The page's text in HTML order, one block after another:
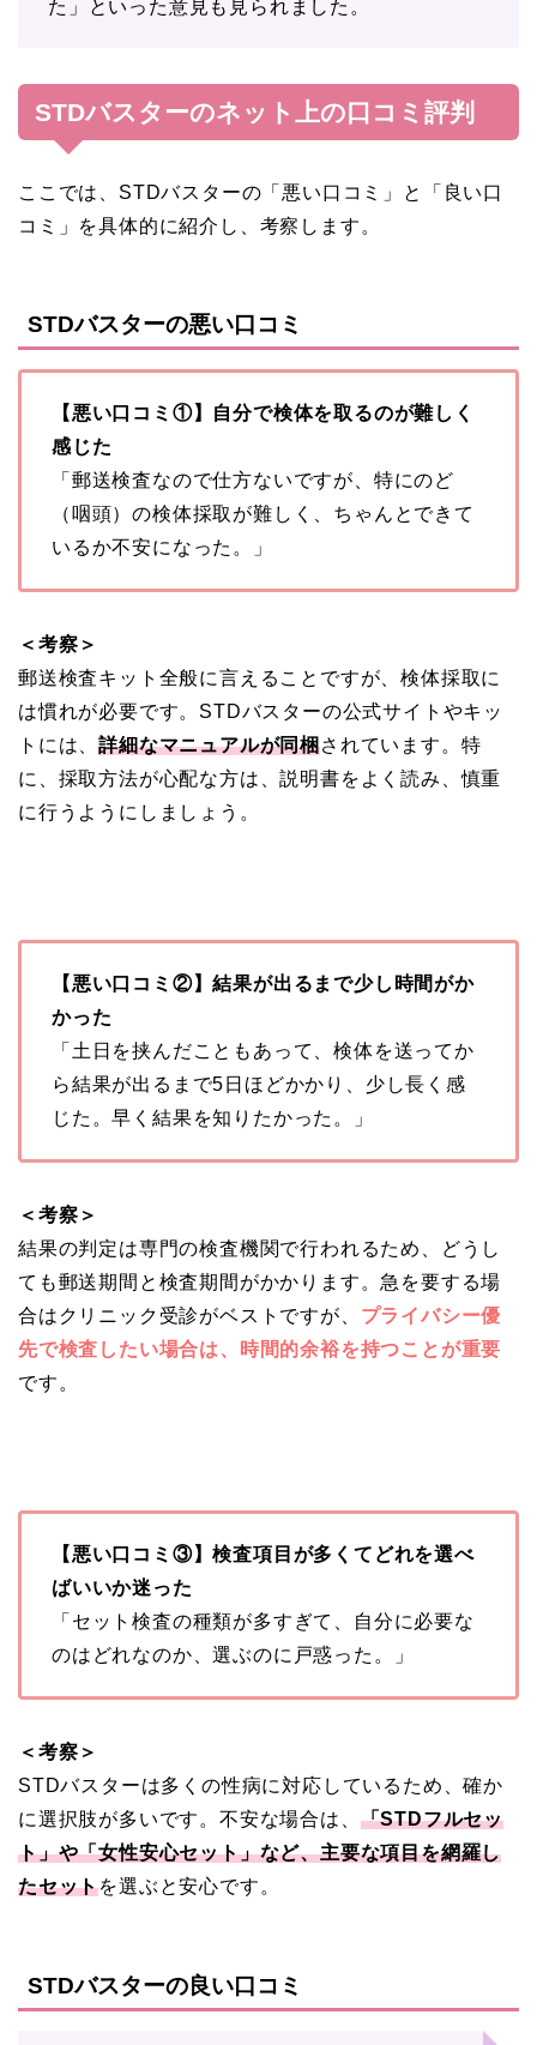
た」といった意見も見られました。
STDバスターのネット上の口コミ評判
ここでは、STDバスターの「悪い口コミ」と「良い口
コミ」を具体的に紹介し、考察します。
STDバスターの悪い口コミ
【悪い口コミ①】自分で検体を取るのが難しく
感じた
「郵送検査なので仕方ないですが、特にのど
（咽頭）の検体採取が難しく、ちゃんとできて
いるか不安になった。」
＜考察＞
郵送検査キット全般に言えることですが、検体採取に
は慣れが必要です。STDバスターの公式サイトやキッ
トには、詳細なマニュアルが同梱されています。特
に、採取方法が心配な方は、説明書をよく読み、慎重
に行うようにしましょう。
【悪い口コミ②】結果が出るまで少し時間がか
かった
「土日を挟んだこともあって、検体を送ってか
ら結果が出るまで5日ほどかかり、少し長く感
じた。早く結果を知りたかった。」
＜考察＞
結果の判定は専門の検査機関で行われるため、どうし
ても郵送期間と検査期間がかかります。急を要する場
合はクリニック受診がベストですが、 プライバシー優
先で検査したい場合は、時間的余裕を持つことが重要
です。
【悪い口コミ③】検査項目が多くてどれを選べ
ばいいか迷った
「セット検査の種類が多すぎて、自分に必要な
のはどれなのか、選ぶのに戸惑った。」
＜考察＞
STDバスターは多くの性病に対応しているため、確か
に選択肢が多いです。不安な場合は、 「STDフルセッ
ト」や「女性安心セット」など、主要な項目を網羅し
たセットを選ぶと安心です。
STDバスターの良い口コミ